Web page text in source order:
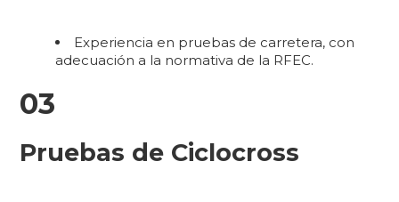
Experiencia en pruebas de carretera, con
adecuación a la normativa de la RFEC.
03
Pruebas de Ciclocross